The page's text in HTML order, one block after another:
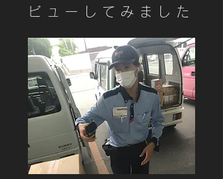
ビューしてみました